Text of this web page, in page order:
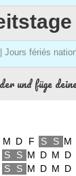
| Jours fériés
und füge
M D F S S M
S S M D M D
S S M D M D